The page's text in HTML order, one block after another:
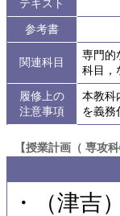
テキスト
参考書
関連科目
専門的
科目，
履修上の
注意事項
本教科
を義務
【授業計画（ 専攻
・（津吉